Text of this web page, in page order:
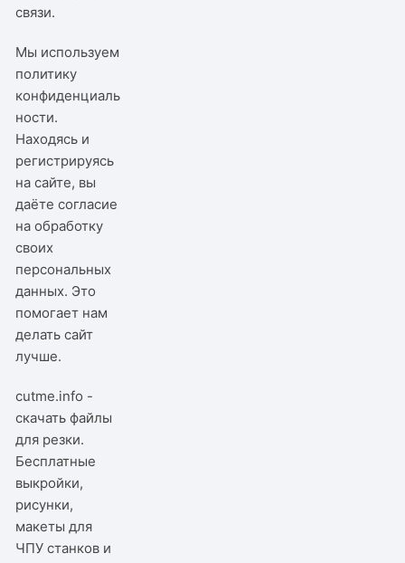
связи.
Мы используем
политику
конфиденциаль
ности.
Находясь и
регистрируясь
на сайте, вы
даёте согласие
на обработку
своих
персональных
данных. Это
помогает нам
делать сайт
лучше.
cutme.info -
скачать файлы
для резки.
Бесплатные
выкройки,
рисунки,
макеты для
ЧПУ станков и